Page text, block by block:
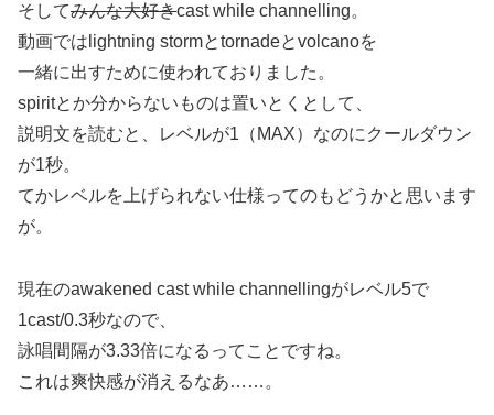
そしてみんな大好きcast while channelling。
動画ではlightning stormとtornadeとvolcanoを
一緒に出すために使われておりました。
spiritとか分からないものは置いとくとして、
説明文を読むと、レベルが1（MAX）なのにクールダウン
が1秒。
てかレベルを上げられない仕様ってのもどうかと思います
が。
現在のawakened cast while channellingがレベル5で
1cast/0.3秒なので、
詠唱間隔が3.33倍になるってことですね。
これは爽快感が消えるなあ……。